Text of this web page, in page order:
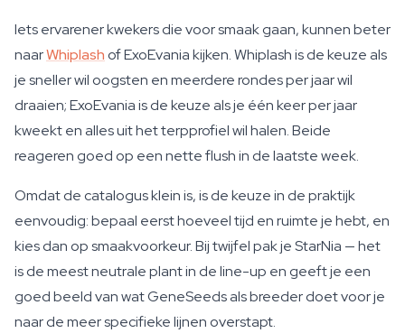
Iets ervarener kwekers die voor smaak gaan, kunnen beter
naarWhiplash of ExoEvania kijken. Whiplash is de keuze als
je sneller wil oogsten en meerdere rondes per jaar wil
draaien; ExoEvania is de keuze als je één keer per jaar
kweekt en alles uit het terpprofiel wil halen. Beide
reageren goed op een nette flush in de laatste week.
Omdat de catalogus klein is, is de keuze in de praktijk
eenvoudig: bepaal eerst hoeveel tijd en ruimte je hebt, en
kies dan op smaakvoorkeur. Bij twijfel pak je StarNia — het
is de meest neutrale plant in de line-up en geeft je een
goed beeld van wat GeneSeeds als breeder doet voor je
naar de meer specifieke lijnen overstapt.